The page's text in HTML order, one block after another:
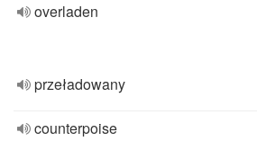
overladen
przeładowany
counterpoise